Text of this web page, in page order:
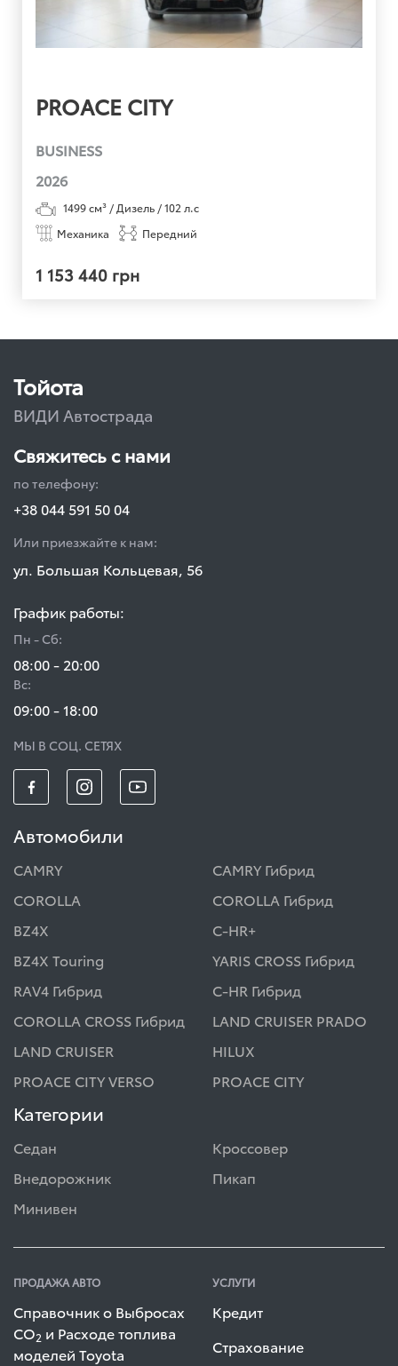
PROACE CITY
BUSINESS
2026
1499см³ / Дизель /102 л.с
Механика
Передний
1 153 440 грн
Тойота
ВИДИ Автострада
Свяжитесь с нами
по телефону:
+38 044 591 50 04
Или приезжайте к нам:
ул. Большая Кольцевая, 56
График работы:
Пн - Сб:
08:00 - 20:00
Вс:
09:00 - 18:00
МЫ В СОЦ. СЕТЯХ
Автомобили
CAMRY
CAMRY Гибрид
COROLLA
COROLLA Гибрид
BZ4X
C-HR+
BZ4X Touring
YARIS CROSS Гибрид
RAV4 Гибрид
C-HR Гибрид
COROLLA CROSS Гибрид
LAND CRUISER PRADO
LAND CRUISER
HILUX
PROACE CITY VERSO
PROACE CITY
Категории
Седан
Кроссовер
Внедорожник
Пикап
Минивен
ПРОДАЖА АВТО
Справочник о Выбросах
СО2 и Расходе топлива
моделей Toyota
УСЛУГИ
Кредит
Страхование